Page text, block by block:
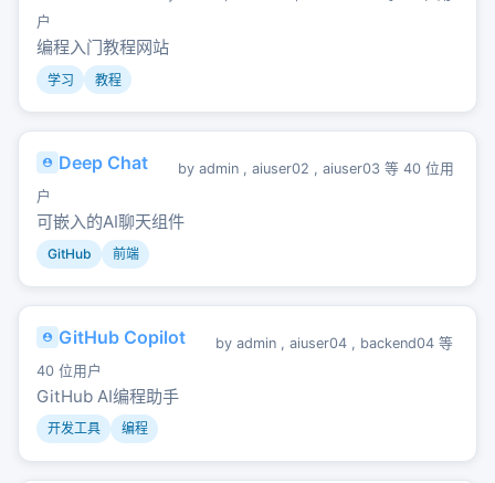
户
编程入门教程网站
学习 教程
Deep Chat by admin , aiuser02 , aiuser03 等 40 位用
户
可嵌入的AI聊天组件
GitHub 前端
GitHub Copilot by admin , aiuser04 , backend04 等
40 位用户
GitHub AI编程助手
开发工具 编程